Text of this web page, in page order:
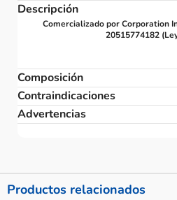
Descripción
Comercializado por Corporation
20515774182
Composición
Contraindicaciones
Advertencias
Productos relacionados